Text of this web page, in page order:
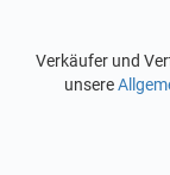
Verkäufer und
unsere